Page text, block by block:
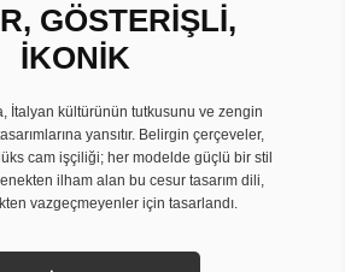
GÖSTERİŞLİ,
İKONİK
İtalyan kültürünün tutkusunu ve zengin
yansıtır. Belirgin çerçeveler,
cam işçiliği; her modelde güçlü bir stil
ilham alan bu cesur tasarım dili,
vazgeçmeyenler için tasarlandı.